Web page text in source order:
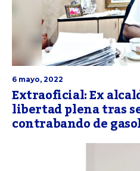
6 mayo, 2022
Extraoficial: Ex
libertad plena tras
contrabando de